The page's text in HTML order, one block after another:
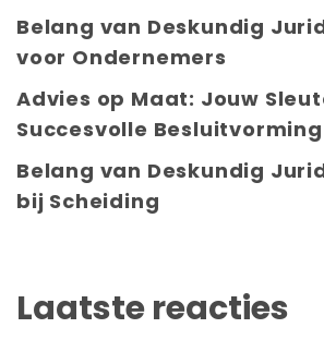
Belang van Deskundig
voor Ondernemers
Advies op Maat: Jouw
Succesvolle Besluitvorming
Belang van Deskundig
bij Scheiding
Laatste reacties